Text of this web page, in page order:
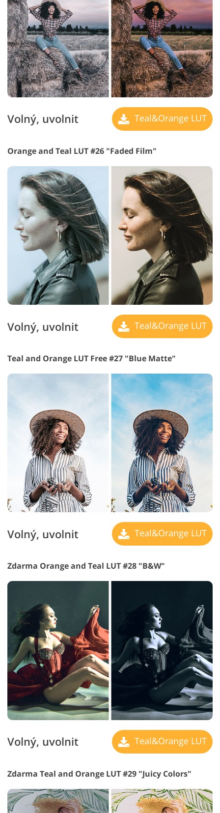
Volný, uvolnit Teal&Orange LUT
Orange and Teal LUT #26 "Faded Film"
Volný, uvolnit Teal&Orange LUT
Teal and Orange LUT Free #27 "Blue Matte"
Volný, uvolnit Teal&Orange LUT
Zdarma Orange and Teal LUT #28 "B&W"
Volný, uvolnit Teal&Orange LUT
Zdarma Teal and Orange LUT #29 "Juicy Colors"